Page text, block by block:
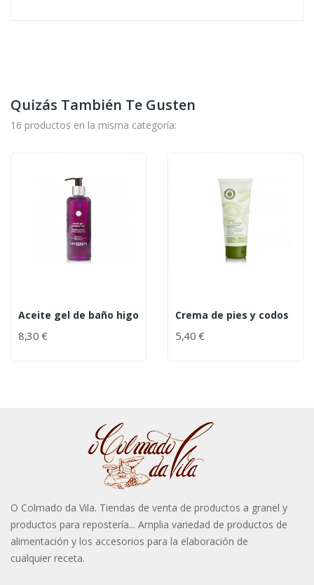
Quizás También Te Gusten
16 productos en la misma categoría:
Aceite gel de baño higo
8,30 €
Crema de pies y codos
5,40 €
O Colmado da Vila. Tiendas de venta de productos a granel y
productos para repostería... Amplia variedad de productos de
alimentación y los accesorios para la elaboración de
cualquier receta.